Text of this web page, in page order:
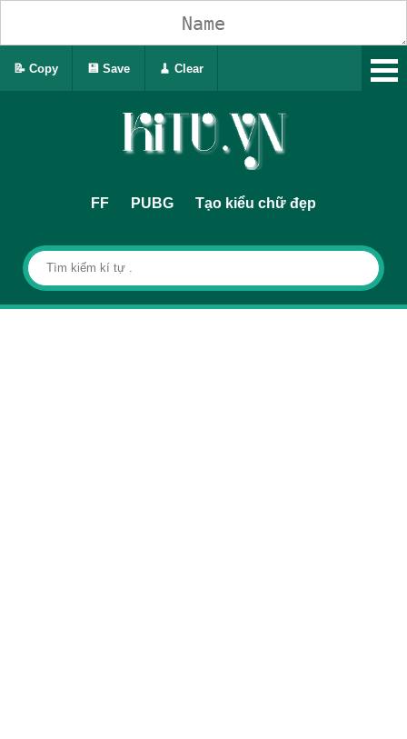
FF PUBG Tạo kiểu chữ đẹp
📝 Copy 💾 Save 🧹 Clear